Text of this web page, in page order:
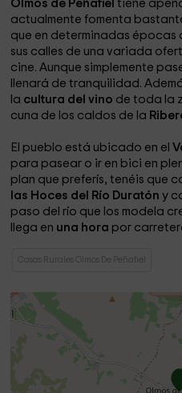
Olmos de Peñafiel tiene
actualmente fomenta
que en determinadas épocas
sus calles de una variada
cine. Aunque simplemente
llenará de tranquilidad.
la cultura del vino de toda la
cuna de los caldos de la
El pueblo está ubicado en el
para pasear o ir en bici en
plan que preferís, tenéis que
las Hoces del Río Duratón y
paso del río que los modela
llega en una hora por
Casas Rurales Olmos De Peñafiel